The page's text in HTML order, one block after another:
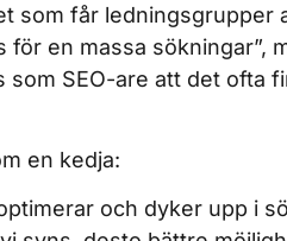
som får ledningsgrupper
för en massa sökningar”,
SEO-are att det ofta
en kedja:
och dyker upp i